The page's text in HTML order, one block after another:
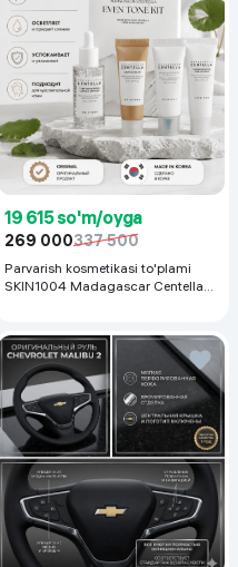
19 615 so'm/oyga
269 000337 500
Parvarish kosmetikasi to'plami
SKIN1004 Madagascar Centella